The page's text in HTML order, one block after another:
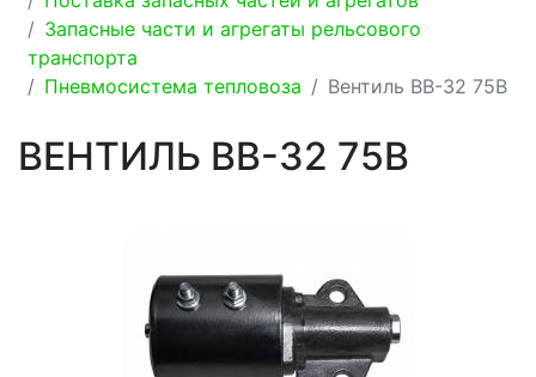
Запасные части и агрегаты рельсового
транспорта
Пневмосистема тепловоза
Вентиль ВВ-32 75В
ВЕНТИЛЬ ВВ-32 75В